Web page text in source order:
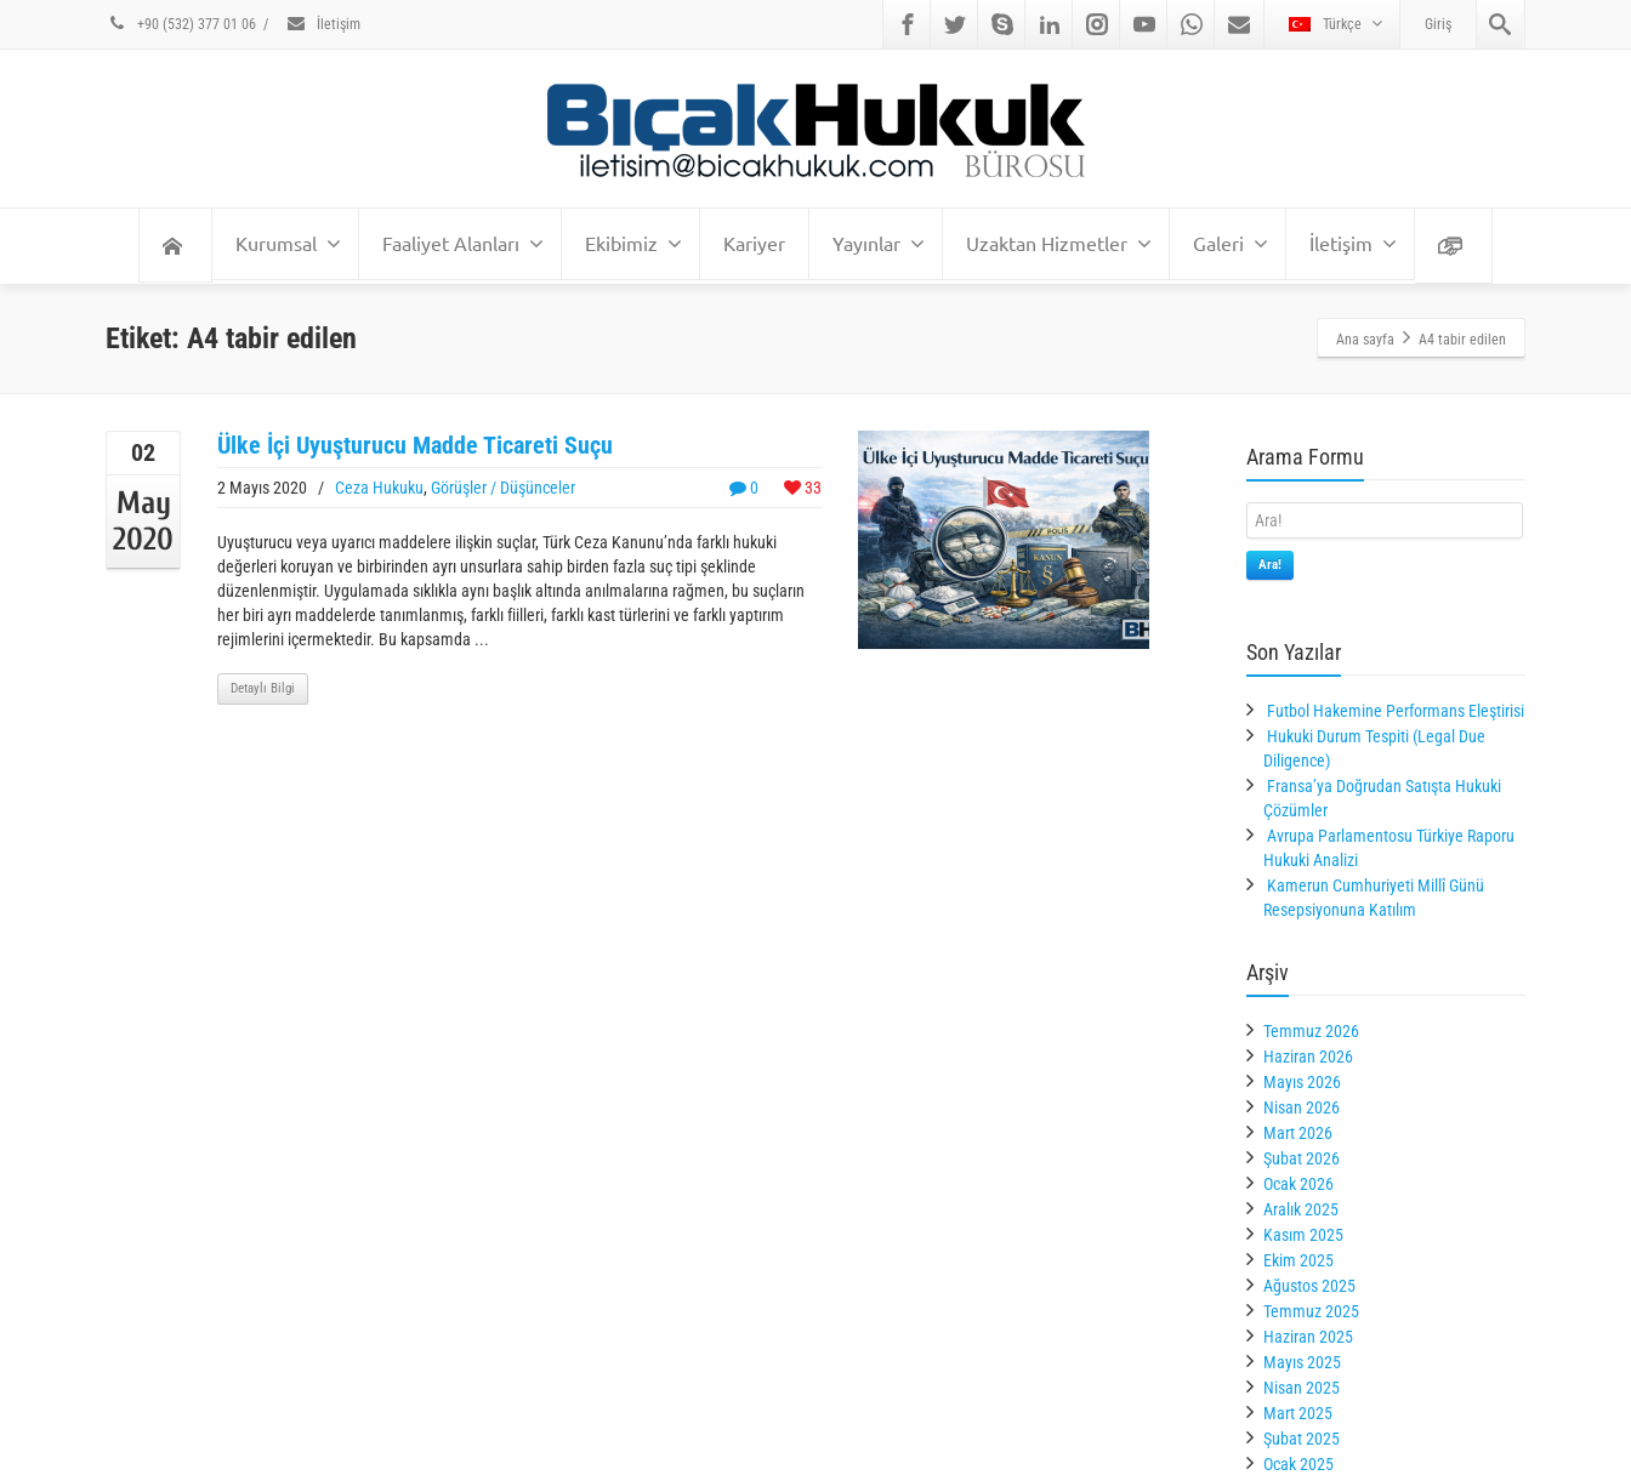
+90 (532) 377 01 06 / İletişim Türkçe Giriş
Kurumsal Faaliyet Alanları Ekibimiz Kariyer Yayınlar Uzaktan Hizmetler Galeri İletişim
Etiket: A4 tabir edilen Ana sayfa A4 tabir edilen
02
May
2020
Ülke İçi Uyuşturucu Madde Ticareti Suçu
0 33
2 Mayıs 2020 / Ceza Hukuku, Görüşler / Düşünceler
Uyuşturucu veya uyarıcı maddelere ilişkin suçlar, Türk Ceza Kanunu’nda farklı hukuki
değerleri koruyan ve birbirinden ayrı unsurlara sahip birden fazla suç tipi şeklinde
düzenlenmiştir. Uygulamada sıklıkla aynı başlık altında anılmalarına rağmen, bu suçların
her biri ayrı maddelerde tanımlanmış, farklı fiilleri, farklı kast türlerini ve farklı yaptırım
rejimlerini içermektedir. Bu kapsamda ...
Detaylı Bilgi
Arama Formu
Ara!
Son Yazılar
Futbol Hakemine Performans Eleştirisi
Hukuki Durum Tespiti (Legal Due
Diligence)
Fransa’ya Doğrudan Satışta Hukuki
Çözümler
Avrupa Parlamentosu Türkiye Raporu
Hukuki Analizi
Kamerun Cumhuriyeti Millî Günü
Resepsiyonuna Katılım
Arşiv
Temmuz 2026
Haziran 2026
Mayıs 2026
Nisan 2026
Mart 2026
Şubat 2026
Ocak 2026
Aralık 2025
Kasım 2025
Ekim 2025
Ağustos 2025
Temmuz 2025
Haziran 2025
Mayıs 2025
Nisan 2025
Mart 2025
Şubat 2025
Ocak 2025